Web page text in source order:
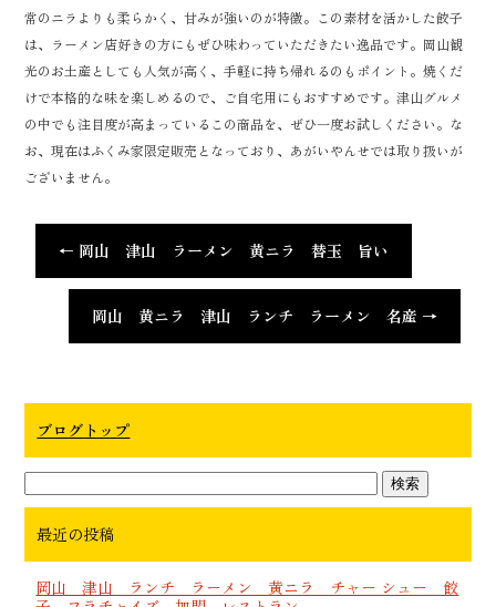
常のニラよりも柔らかく、甘みが強いのが特徴。この素材を活かした餃子
は、ラーメン店好きの方にもぜひ味わっていただきたい逸品です。岡山観
光のお土産としても人気が高く、手軽に持ち帰れるのもポイント。焼くだ
けで本格的な味を楽しめるので、ご自宅用にもおすすめです。津山グルメ
の中でも注目度が高まっているこの商品を、ぜひ一度お試しください。な
お、現在はふくみ家限定販売となっており、あがいやんせでは取り扱いが
ございません。
← 岡山 津山 ラーメン 黄ニラ 替玉 旨い
岡山 黄ニラ 津山 ランチ ラーメン 名産 →
ブログトップ
最近の投稿
岡山 津山 ランチ ラーメン 黄ニラ チャー シュー 餃